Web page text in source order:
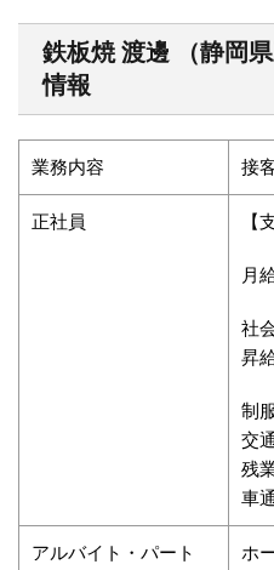
鉄板焼 渡邊
（静岡
情報
業務内容 接
正社員 【
月
社
昇
制
交
残
車
アルバイト・パート ホ